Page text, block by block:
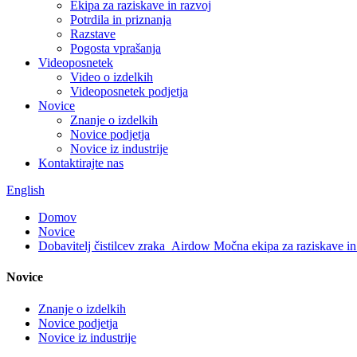
Ekipa za raziskave in razvoj
Potrdila in priznanja
Razstave
Pogosta vprašanja
Videoposnetek
Video o izdelkih
Videoposnetek podjetja
Novice
Znanje o izdelkih
Novice podjetja
Novice iz industrije
Kontaktirajte nas
English
Domov
Novice
Dobavitelj čistilcev zraka_Airdow Močna ekipa za raziskave
Novice
Znanje o izdelkih
Novice podjetja
Novice iz industrije